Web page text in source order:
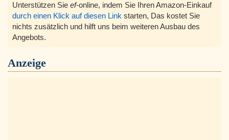
Unterstützen Sie ef-online, indem Sie Ihren Amazon-Einkauf
durch einen Klick auf diesen Link starten, Das kostet Sie
nichts zusätzlich und hilft uns beim weiteren Ausbau des
Angebots.
Anzeige